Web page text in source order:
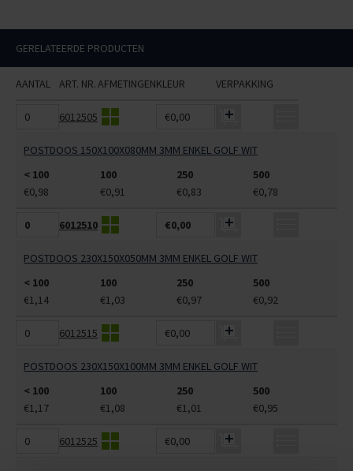
GERELATEERDE PRODUCTEN
AANTAL ART. NR.AFMETINGENKLEUR VERPAKKING
6012505 €0,00
POSTDOOS 150X100X080MM 3MM ENKEL GOLF WIT
< 100
100 250
500
€0,98
€0,91 €0,83 €0,78
6012510 €0,00
POSTDOOS 230X150X050MM 3MM ENKEL GOLF WIT
< 100
100 250
500
€1,14
€1,03 €0,97 €0,92
6012515 €0,00
POSTDOOS 230X150X100MM 3MM ENKEL GOLF WIT
< 100
100 250
500
€1,17
€1,08 €1,01 €0,95
6012525 €0,00